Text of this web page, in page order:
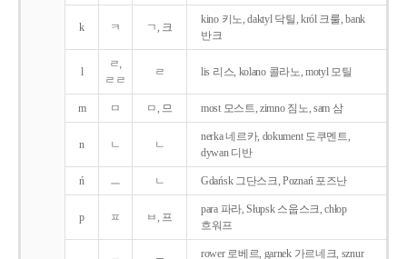
k ㅋ ㄱ, 크
kino 키노, daktyl 닥틸, król 크룰, bank
반크
l
ㄹ,
ㄹㄹ
ㄹ lis 리스, kolano 콜라노, motyl 모틸
m ㅁ ㅁ, 므 most 모스트, zimno 짐노, sam 삼
n ㄴ ㄴ
nerka 네르카, dokument 도쿠멘트,
dywan 디반
ń ㅡ ㄴ Gdańsk 그단스크, Poznań 포즈난
p ㅍ ㅂ, 프
para 파라, Słupsk 스웁스크, chłop
흐워프
rower 로베르, garnek 가르네크, sznur